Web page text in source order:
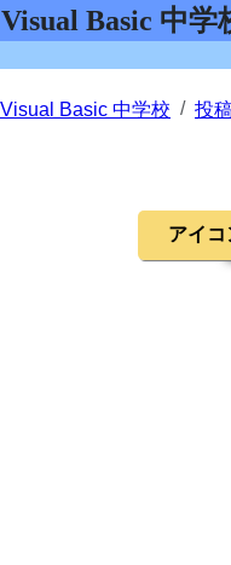
Visual Basic 中
Visual Basic 中学校 投
アイコ